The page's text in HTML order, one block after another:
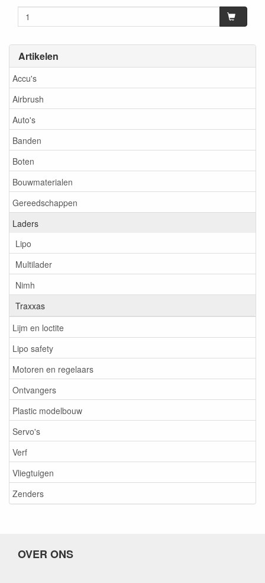
Artikelen
Accu's
Airbrush
Auto's
Banden
Boten
Bouwmaterialen
Gereedschappen
Laders
Lipo
Multilader
Nimh
Traxxas
Lijm en loctite
Lipo safety
Motoren en regelaars
Ontvangers
Plastic modelbouw
Servo's
Verf
Vliegtuigen
Zenders
OVER ONS